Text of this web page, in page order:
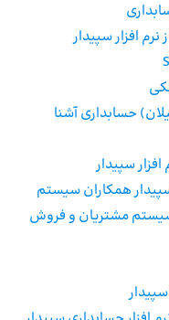
افزار سپیدار
حسابداری آشنا
سپیدار
همکاران سیستم
سیستم مشتریان و فروش